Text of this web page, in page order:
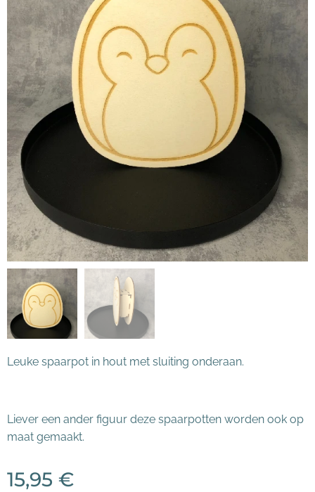
Leuke spaarpot in hout met sluiting onderaan.
Liever een ander figuur deze spaarpotten worden ook op
maat gemaakt.
15,95 €